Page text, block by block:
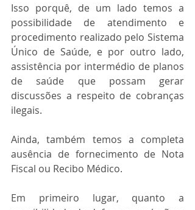
Isso porquê, de um lado temos a
possibilidade de atendimento e
procedimento realizado pelo Sistema
Único de Saúde, e por outro lado,
assistência por intermédio de planos
de saúde que possam gerar
discussões a respeito de cobranças
ilegais.
Ainda, também temos a completa
ausência de fornecimento de Nota
Fiscal ou Recibo Médico.
Em primeiro lugar, quanto a